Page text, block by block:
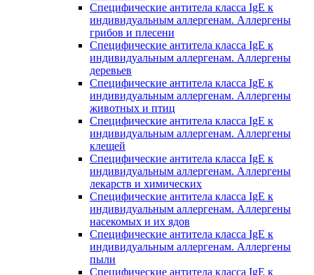
Специфические антитела класса IgE к
индивидуальным аллергенам. Аллергены
грибов и плесени
Специфические антитела класса IgE к
индивидуальным аллергенам. Аллергены
деревьев
Специфические антитела класса IgE к
индивидуальным аллергенам. Аллергены
животных и птиц
Специфические антитела класса IgE к
индивидуальным аллергенам. Аллергены
клещей
Специфические антитела класса IgE к
индивидуальным аллергенам. Аллергены
лекарств и химических
Специфические антитела класса IgE к
индивидуальным аллергенам. Аллергены
насекомых и их ядов
Специфические антитела класса IgE к
индивидуальным аллергенам. Аллергены
пыли
Специфические антитела класса IgE к